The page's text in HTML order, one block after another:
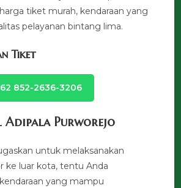
tiket murah, kendaraan yang
pelayanan bintang lima.
Tiket
852-2636-3206
Adipala Purworejo
untuk melaksanakan
ke luar kota, tentu Anda
yang mampu